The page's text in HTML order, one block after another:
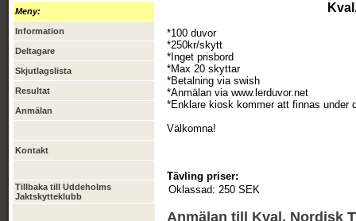
Meny:
Information
Deltagare
Skjutlagslista
Resultat
Anmälan
Kontakt
Tillbaka till Uddeholms
Jaktskytteklubb
*100 duvor
*250kr/skytt
*Inget prisbord
*Max 20 skyttar
*Betalning via swish
*Anmälan via www.lerduvor.net
*Enklare kiosk kommer att finnas under
Välkomna!
Tävling priser:
Oklassad: 250 SEK
Anmälan till Kval, Nordisk